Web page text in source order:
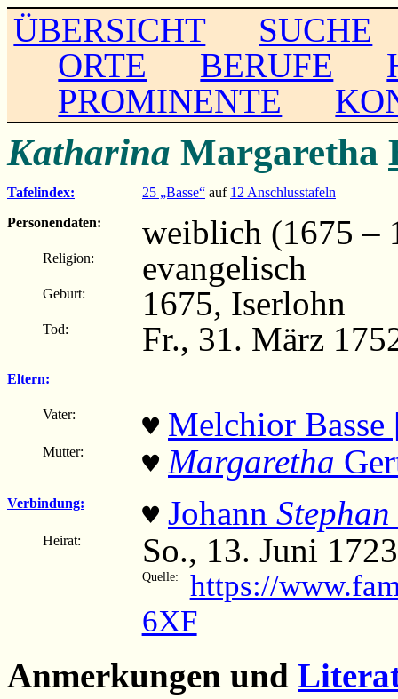
ÜBERSICHT
SUCHE
ORTE
BERUFE
PROMINENTE
Katharina Margaretha
Tafelindex: 25 „Basse“ auf 12 Anschlusstafeln
Personendaten:
weiblich (1675 –
Religion: evangelisch
Geburt: 1675, Iserlohn
Tod: Fr., 31. März
Eltern:
Vater: ♥ Melchior Basse
Mutter: ♥ Margaretha
Verbindung: ♥ Johann Stephan
Heirat: So., 13. Juni
Quelle:
https://
6XF
Anmerkungen und